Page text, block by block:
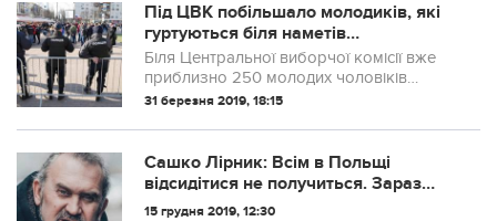
Під ЦВК побільшало молодиків, які
гуртуються біля наметів
"приймальня нардепа"
Біля Центральної виборчої комісії вже
приблизно 250 молодих чоловіків
спортивної статури, які запевняють, що
"дебошу", і гуртуються вони біля наметів
з ...
31 березня 2019, 18:15
Сашко Лірник: Всім в Польщі
відсидітися не получиться. Зараз
нас, українців, ведуть на рoзстріл.
15 грудня 2019, 12:30